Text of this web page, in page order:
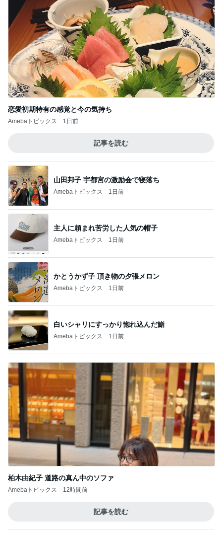
恋愛初期特有の感覚と今の気持ち
Amebaトピックス 1日前
記事を読む
山田邦子 宇都宮の激励会で寝落ち
Amebaトピックス 1日前
主人に頼まれ苦労した人気の帽子
Amebaトピックス 1日前
かとうかず子 頂き物の夕張メロン
Amebaトピックス 1日前
白いシャリにすっかり惚れ込んだ鮨
Amebaトピックス 1日前
柏木由紀子 道路の真ん中のソファ
Amebaトピックス 12時間前
記事を読む